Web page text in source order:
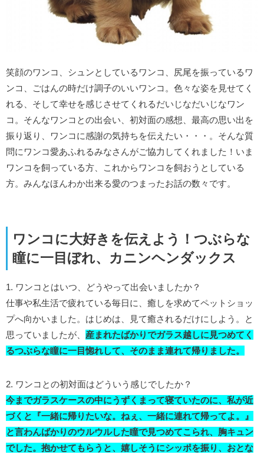
笑顔のワンコ、シュンとしているワンコ、尻尾を振っているワ
ンコ、ごはんの時だけ調子のいいワンコ。色々な姿を見せてく
れる、そして幸せを感じさせてくれるだいじなだいじなワン
コ。そんなワンコとの出会い、初対面の感想、最高の思い出を
振り返り、ワンコに感謝の気持ちを伝えたい・・・。そんな質
問にワンコ愛あふれるみなさんがご協力してくれました！いま
ワンコを飼っている方、これからワンコを飼おうとしている
方。みんなほんわか出来る愛のつまったお話の数々です。
ワンコに大好きを伝えよう！つぶらな
瞳に一目ぼれ、カニンヘンダックス
1. ワンコとはいつ、どうやって出会いましたか？
仕事や私生活で疲れている毎日に、癒しを求めてペットショッ
プへ向かいました。はじめは、見て癒されるだけにしよう。と
思っていましたが、 産まれたばかりでガラス越しに見つめてく
るつぶらな瞳に一目惚れして、そのまま連れて帰りました。
2. ワンコとの初対面はどういう感じでしたか？
今までガラスケースの中にうずくまって寝ていたのに、私が近
づくと『一緒に帰りたいな。ねぇ、一緒に連れて帰ってよ。』
と言わんばかりのウルウルした瞳で見つめてこられ、胸キュン
でした。抱かせてもらうと、嬉しそうにシッポを振り、おとな